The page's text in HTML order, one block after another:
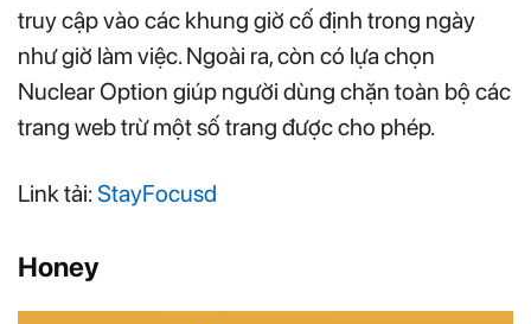
truy cập vào các khung giờ cố định trong ngày
như giờ làm việc. Ngoài ra, còn có lựa chọn
Nuclear Option giúp người dùng chặn toàn bộ các
trang web trừ một số trang được cho phép.
Link tải:StayFocusd
Honey